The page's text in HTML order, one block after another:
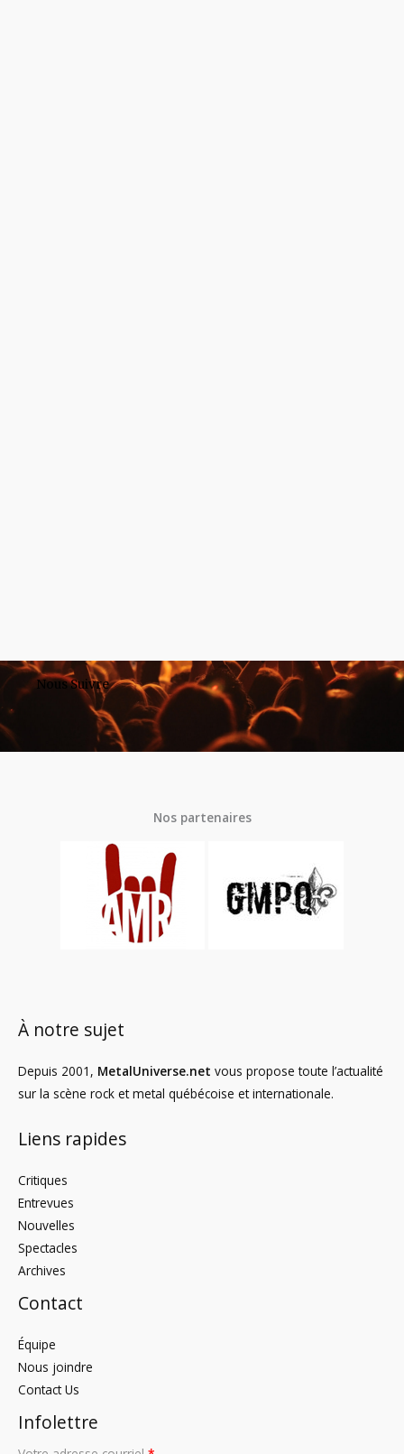
Nous Suivre
Nos partenaires
À notre sujet
Depuis 2001, MetalUniverse.net vous propose toute l’actualité
sur la scène rock et metal québécoise et internationale.
Liens rapides
Critiques
Entrevues
Nouvelles
Spectacles
Archives
Contact
Équipe
Nous joindre
Contact Us
Infolettre